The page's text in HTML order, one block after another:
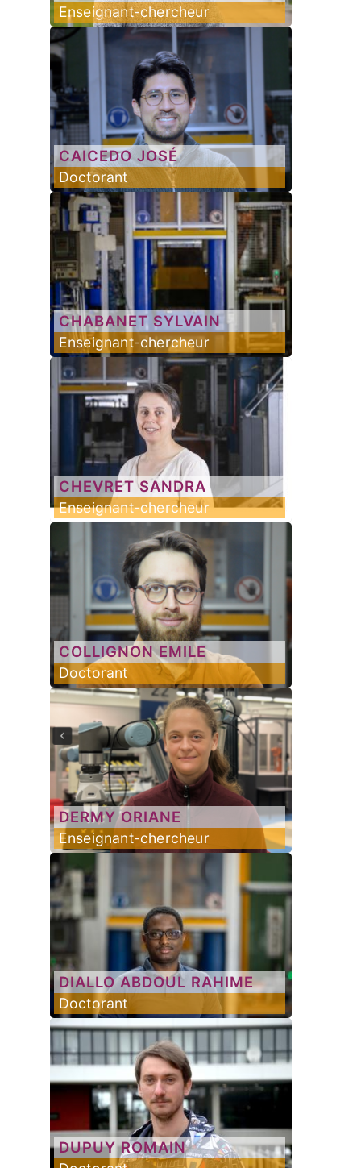
Enseignant-chercheur
CAICEDO JOSÉ
Doctorant
CHABANET SYLVAIN
Enseignant-chercheur
CHEVRET SANDRA
Enseignant-chercheur
COLLIGNON EMILE
Doctorant
DERMY ORIANE
Enseignant-chercheur
DIALLO ABDOUL RAHIME
Doctorant
DUPUY ROMAIN